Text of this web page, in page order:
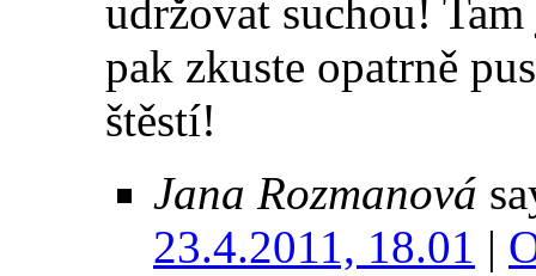
udržovat suchou!
pak zkuste opatrně
štěstí!
Jana Rozmanová
23.4.2011, 18.01 |